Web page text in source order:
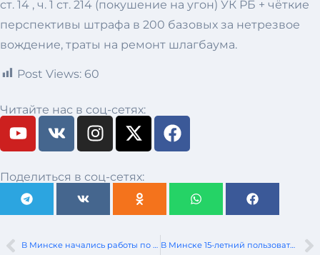
ст. 14 , ч. 1 ст. 214 (покушение на угон) УК РБ + чёткие
перспективы штрафа в 200 базовых за нетрезвое
вождение, траты на ремонт шлагбаума.
Post Views: 60
Читайте нас в соц-сетях:
Поделиться в соц-сетях:
В Минске начались работы по переносу разворотного трамвайного кольца В Минске 15-летний пользователь СПМ попал в ДТП